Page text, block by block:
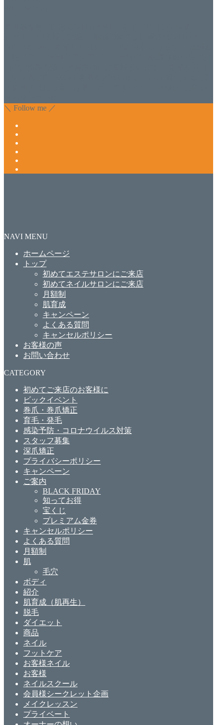
＼ Follow me ／
NAVI MENU
ホームページ
トップ
初めてエステサロンにご来店
初めてネイルサロンにご来店
月額制
肌育成
キャンペーン
よくある質問
キャンセルポリシー
お客様の声
お問い合わせ
CATEGORY
初めてご来店のお客様に
ビックイベント
巻爪・巻爪矯正
育毛・発毛
感染予防・コロナウイルス対策
スタッフ募集
深爪矯正
プライバシーポリシー
キャンペーン
ご案内
BLACK FRIDAY
知ってお得
宝くじ
プレミアム金券
キャンセルポリシー
よくある質問
月額制
肌
毛穴
ボディ
紹介
肌育成（肌再生）
脱毛
ダイエット
商品
ネイル
フットケア
お客様ネイル
お客様
ネイルスクール
会員様シークレット企画
メイクレッスン
プライベート